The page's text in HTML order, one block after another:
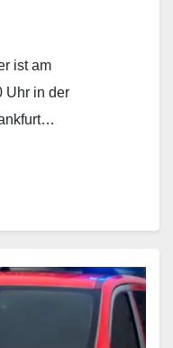
ist am
Uhr in der